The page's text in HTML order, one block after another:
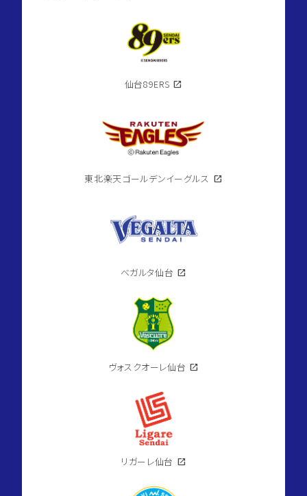
仙台89ERS open_in_new
東北楽天ゴールデンイーグルス open_in_new
ベガルタ仙台 open_in_new
ヴォスクオーレ仙台 open_in_new
リガーレ仙台 open_in_new